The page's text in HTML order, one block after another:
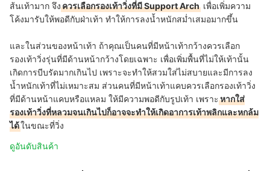
ส้นเท้ามาก จึงควรเลือกรองเท้าวิ่งที่มี Support Arch เพื่อเพิ่มความ
โค้งมารับให้พอดีกับฝ่าเท้า ทำให้การลงน้ำหนักสม่ำเสมอมากขึ้น
และในส่วนของหน้าเท้า ถ้าคุณเป็นคนที่มีหน้าเท้ากว้างควรเลือก
รองเท้าวิ่งรุ่นที่มีด้านหน้ากว้างโดยเฉพาะ เพื่อเพิ่มพื้นที่ไม่ให้เท้านั้น
เกิดการบีบรัดมากเกินไป เพราะจะทำให้สวมใส่ไม่สบายและมีการลง
น้ำหนักเท้าที่ไม่เหมาะสม ส่วนคนที่มีหน้าเท้าแคบควรเลือกรองเท้าวิ่ง
ที่มีด้านหน้าแคบหรือแหลม ให้มีความพอดีกับรูปเท้า เพราะหากใส่
รองเท้าวิ่งที่หลวมจนเกินไปก็อาจจะทำให้เกิดอาการเท้าพลิกและหกล้ม
ได้ในขณะที่วิ่ง
ดูอันดับสินค้า